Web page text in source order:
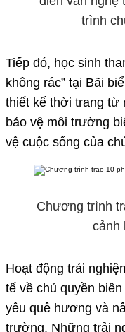
trình
Tiếp đó, học sinh
không rác” tại Bãi
thiết kế thời trang từ
bảo vệ môi trường
vệ cuộc sống của
Chương trình
cảnh
Hoạt động trải
tế về chủ quyền
yêu quê hương và
trường. Những trải